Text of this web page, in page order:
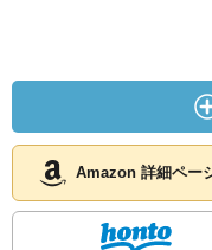
Amazon 詳細ペー